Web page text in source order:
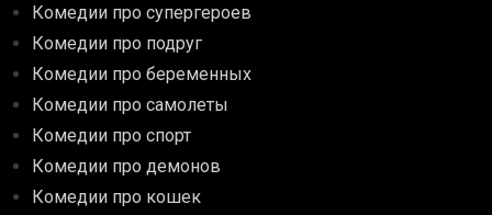
Комедии про супергероев
Комедии про подруг
Комедии про беременных
Комедии про самолеты
Комедии про спорт
Комедии про демонов
Комедии про кошек